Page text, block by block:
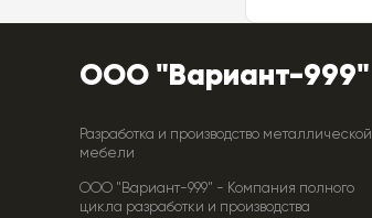
ООО "Вариант-999"
Разработка и производство металлической
мебели
ООО "Вариант-999" - Компания полного
цикла разработки и производства